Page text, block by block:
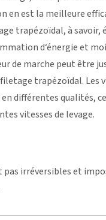
en est la meilleure
trapézoïdal, à savoir,
d‘énergie et
de marche peut être
filetage trapézoïdal. Les
différentes qualités,
vitesses de levage.
pas irréversibles et